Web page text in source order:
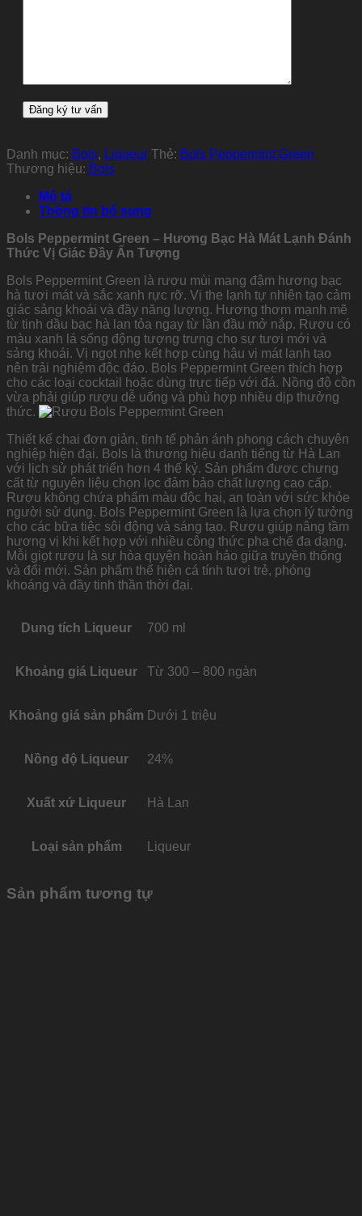
Danh mục: Bols, Liqueur Thẻ: Bols Peppermint Green
Thương hiệu: Bols
Mô tả
Thông tin bổ sung
Bols Peppermint Green – Hương Bạc Hà Mát Lạnh Đánh
Thức Vị Giác Đầy Ấn Tượng
Bols Peppermint Green là rượu mùi mang đậm hương bạc
hà tươi mát và sắc xanh rực rỡ. Vị the lạnh tự nhiên tạo cảm
giác sảng khoái và đầy năng lượng. Hương thơm mạnh mẽ
từ tinh dầu bạc hà lan tỏa ngay từ lần đầu mở nắp. Rượu có
màu xanh lá sống động tượng trưng cho sự tươi mới và
sảng khoái. Vị ngọt nhẹ kết hợp cùng hậu vị mát lạnh tạo
nên trải nghiệm độc đáo. Bols Peppermint Green thích hợp
cho các loại cocktail hoặc dùng trực tiếp với đá. Nồng độ cồn
vừa phải giúp rượu dễ uống và phù hợp nhiều dịp thưởng
thức.
Thiết kế chai đơn giản, tinh tế phản ánh phong cách chuyên
nghiệp hiện đại. Bols là thương hiệu danh tiếng từ Hà Lan
với lịch sử phát triển hơn 4 thế kỷ. Sản phẩm được chưng
cất từ nguyên liệu chọn lọc đảm bảo chất lượng cao cấp.
Rượu không chứa phẩm màu độc hại, an toàn với sức khỏe
người sử dụng. Bols Peppermint Green là lựa chọn lý tưởng
cho các bữa tiệc sôi động và sáng tạo. Rượu giúp nâng tầm
hương vị khi kết hợp với nhiều công thức pha chế đa dạng.
Mỗi giọt rượu là sự hòa quyện hoàn hảo giữa truyền thống
và đổi mới. Sản phẩm thể hiện cá tính tươi trẻ, phóng
khoáng và đầy tinh thần thời đại.
Dung tích Liqueur 700 ml
Khoảng giá Liqueur Từ 300 – 800 ngàn
Khoảng giá sản phẩm Dưới 1 triệu
Nồng độ Liqueur 24%
Xuất xứ Liqueur Hà Lan
Loại sản phẩm Liqueur
Sản phẩm tương tự